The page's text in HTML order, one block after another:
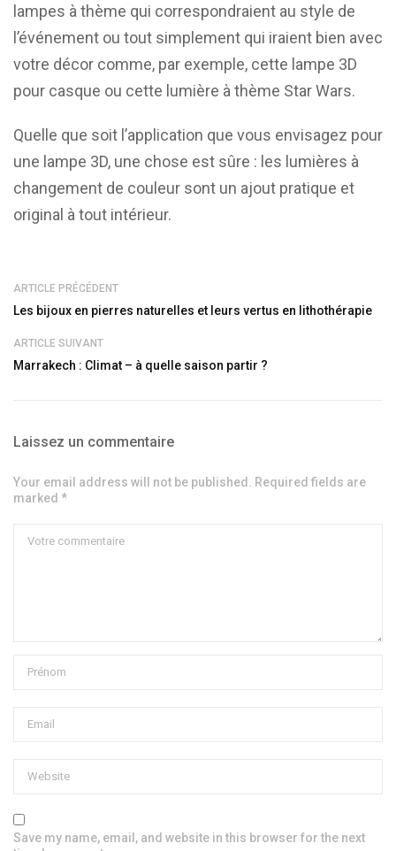
lampes à thème qui correspondraient au style de
l’événement ou tout simplement qui iraient bien avec
votre décor comme, par exemple, cette lampe 3D
pour casque ou cette lumière à thème Star Wars.
Quelle que soit l’application que vous envisagez pour
une lampe 3D, une chose est sûre : les lumières à
changement de couleur sont un ajout pratique et
original à tout intérieur.
ARTICLE PRÉCÉDENT
Les bijoux en pierres naturelles et leurs vertus en lithothérapie
ARTICLE SUIVANT
Marrakech : Climat – à quelle saison partir ?
Laissez un commentaire
Your email address will not be published. Required fields are
marked *
Save my name, email, and website in this browser for the next